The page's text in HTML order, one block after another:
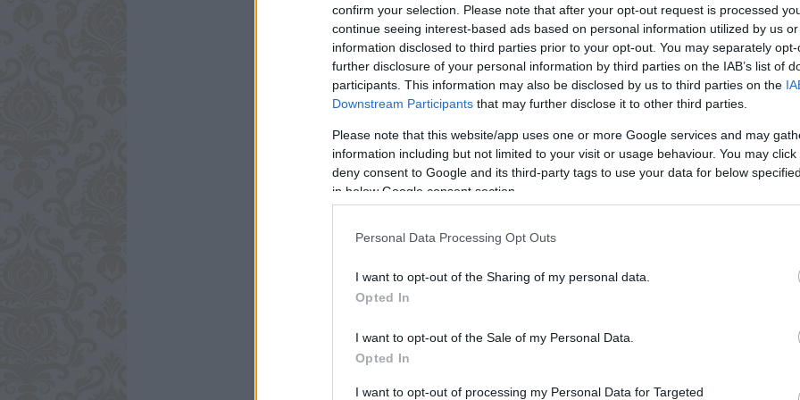
confirm your selection. Please note that after your opt-out request is processed
continue seeing interest-based ads based on personal information utilized by us
information disclosed to third parties prior to your opt-out. You may separately
further disclosure of your personal information by third parties on the IAB’s list of
participants. This information may also be disclosed by us to third parties on the
Downstream Participants that may further disclose it to other third parties.
Please note that this website/app uses one or more Google services and may
information including but not limited to your visit or usage behaviour. You may
deny consent to Google and its third-party tags to use your data for below
in below Google consent section.
Personal Data Processing Opt Outs
I want to opt-out of the Sharing of my personal data.
Opted In
I want to opt-out of the Sale of my Personal Data.
Opted In
I want to opt-out of processing my Personal Data for Targeted
társadalmi presztízs időfegyelem mindennapok története